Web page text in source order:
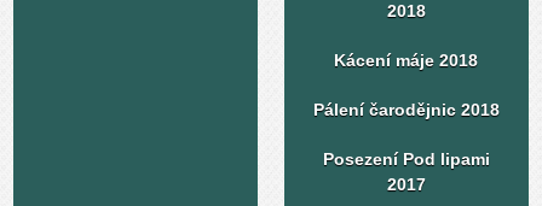
2018
Kácení máje 2018
Pálení čarodějnic 2018
Posezení Pod lipami
2017